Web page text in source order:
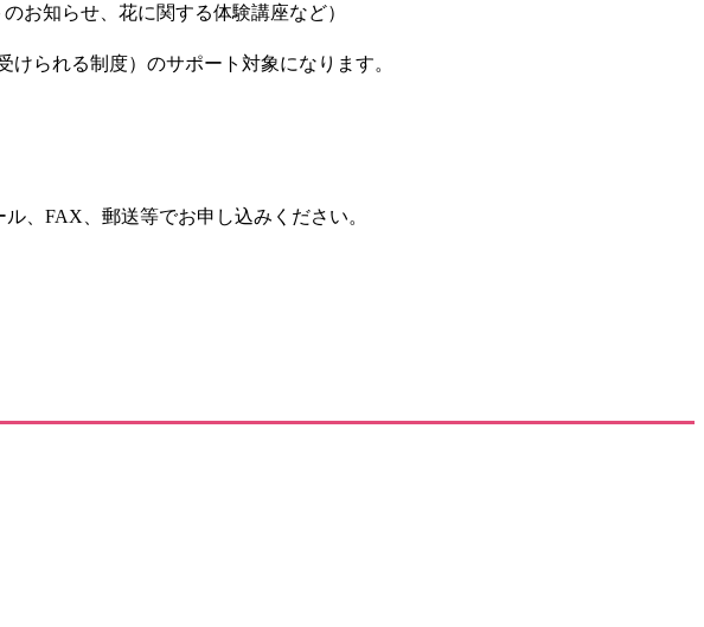
お知らせ、花に関する体験講座など）
られる制度）のサポート対象になります。
、FAX、郵送等でお申し込みください。